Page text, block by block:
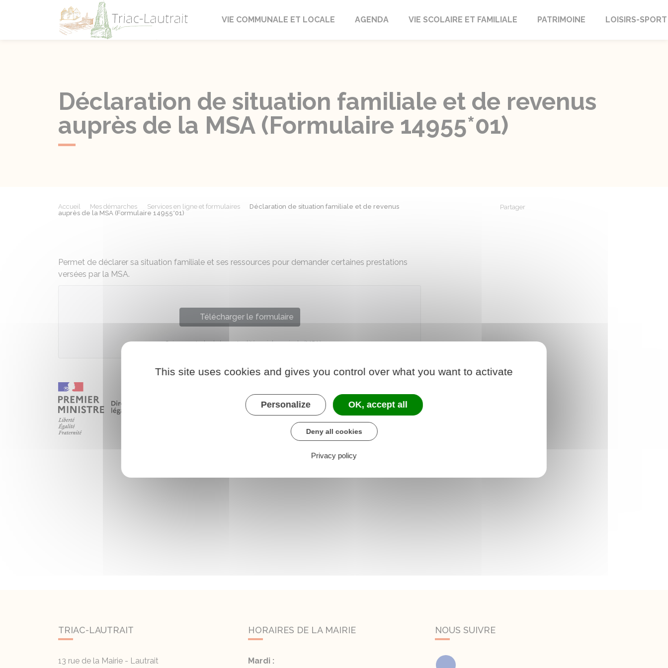
Triac-Lautrait
VIE COMMUNALE ET LOCALE AGENDA VIE SCOLAIRE ET FAMILIALE PATRIMOINE LOISIRS-SPORT
Déclaration de situation familiale et de revenus
auprès de la MSA (Formulaire 14955*01)
Accueil Mes démarches Services en ligne et formulaires
Déclaration de situation familiale et de revenus
auprès de la MSA (Formulaire 14955*01)
Partager
Permet de déclarer sa situation familiale et ses ressources pour demander certaines prestations
versées par la MSA.
Télécharger le formulaire
Caisse centrale de la mutualité sociale agricole (MSA)
TRIAC-LAUTRAIT
13 rue de la Mairie - Lautrait
HORAIRES DE LA MAIRIE
Mardi :
NOUS SUIVRE
This site uses cookies and gives you control over what you want to activate
Personalize OK, accept all
Deny all cookies
Privacy policy